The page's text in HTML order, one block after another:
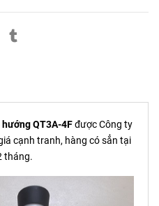
QT3A-4Fđược Công ty
cạnh tranh, hàng có sẳn tại
tháng.